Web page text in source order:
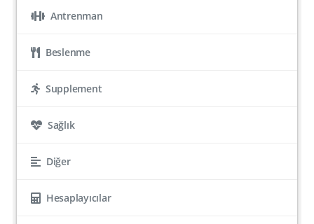
Antrenman
Beslenme
Supplement
Sağlık
Diğer
Hesaplayıcılar